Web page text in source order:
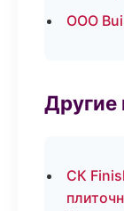
ООО
Другие
СК